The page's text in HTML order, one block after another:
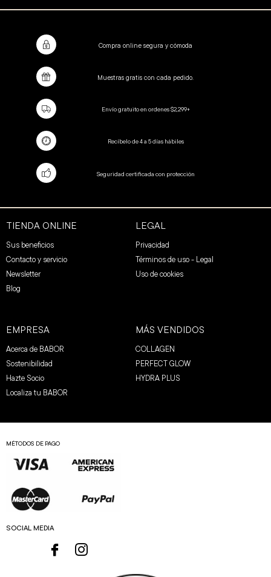
Compra online segura y cómoda
Muestras gratis con cada pedido.
Envío gratuito en ordenes $2,299+
Recíbelo de 4 a 5 días hábiles
Seguridad certificada con protección
TIENDA ONLINE
Sus beneficios
Contacto y servicio
Newsletter
Blog
LEGAL
Privacidad
Términos de uso - Legal
Uso de cookies
EMPRESA
Acerca de BABOR
Sostenibilidad
Hazte Socio
Localiza tu BABOR
MÁS VENDIDOS
COLLAGEN
PERFECT GLOW
HYDRA PLUS
MÉTODOS DE PAGO
SOCIAL MEDIA